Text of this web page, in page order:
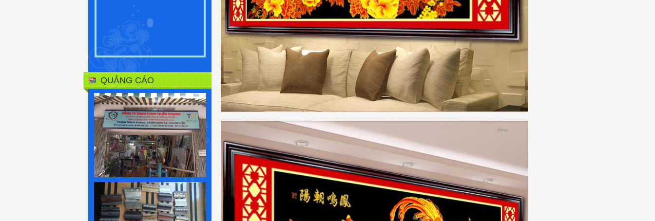
QUẢNG CÁO